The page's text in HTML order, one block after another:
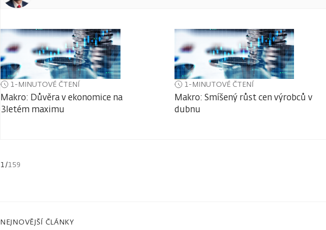
1-MINUTOVÉ ČTENÍ
Makro: Důvěra v ekonomice na
3letém maximu
1-MINUTOVÉ ČTENÍ
Makro: Smíšený růst cen výrobců v
dubnu
1 /159
NEJNOVĚJŠÍ ČLÁNKY